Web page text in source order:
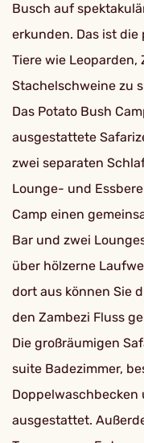
Busch auf
erkunden. Das ist
Tiere wie Leoparden,
Stachelschweine zu
Das Potato Bush
ausgestattete
zwei separaten
Lounge- und
Camp einen
Bar und zwei
über hölzerne
dort aus können Sie
den Zambezi Fluss
Die großräumigen
suite Badezimmer,
Doppelwaschbecken
ausgestattet.